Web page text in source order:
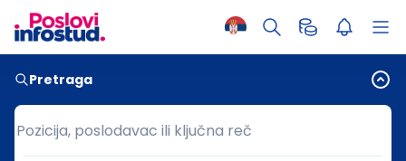
Pretraga
Pozicija, poslodavac ili ključna reč
Pozicija, poslodavac ili ključna reč